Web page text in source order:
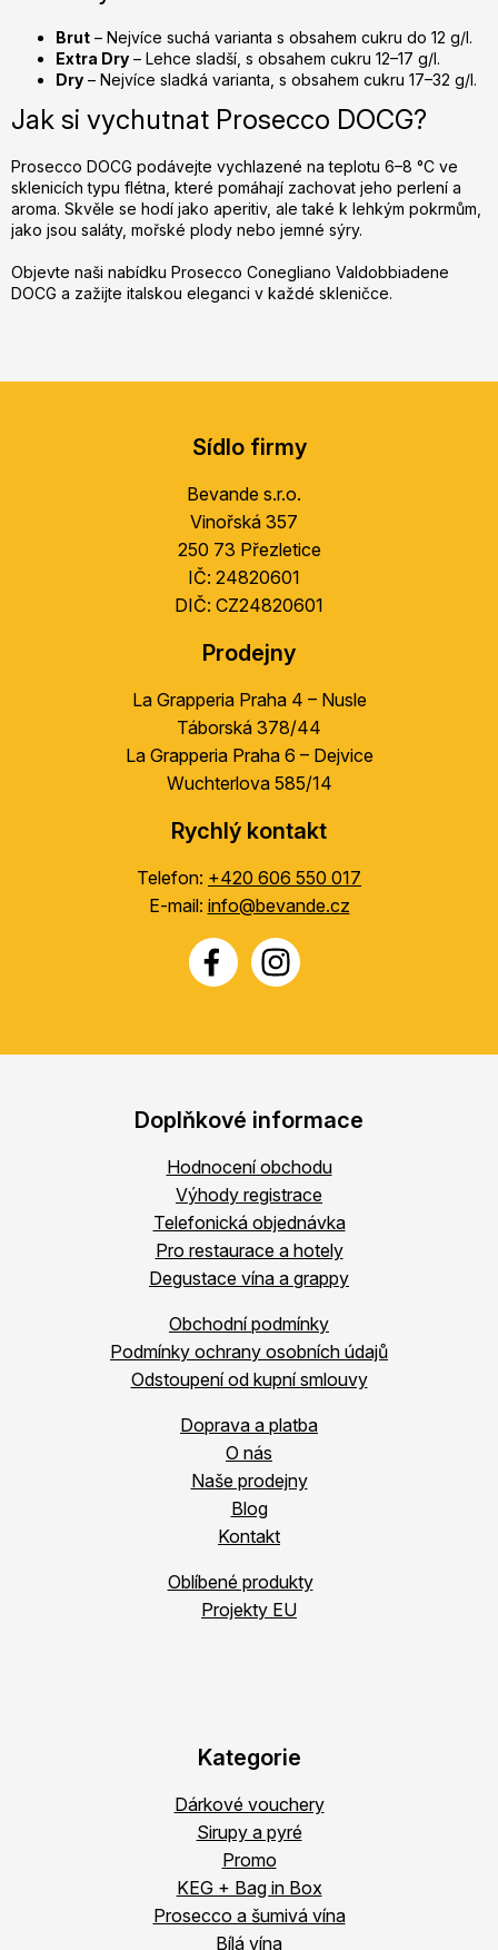
Brut – Nejvíce suchá varianta s obsahem cukru do 12 g/l.
Extra Dry – Lehce sladší, s obsahem cukru 12–17 g/l.
Dry – Nejvíce sladká varianta, s obsahem cukru 17–32 g/l.
Jak si vychutnat Prosecco DOCG?
Prosecco DOCG podávejte vychlazené na teplotu 6–8 °C ve
sklenicích typu flétna, které pomáhají zachovat jeho perlení a
aroma. Skvěle se hodí jako aperitiv, ale také k lehkým pokrmům,
jako jsou saláty, mořské plody nebo jemné sýry.
Objevte naši nabídku Prosecco Conegliano Valdobbiadene
DOCG a zažijte italskou eleganci v každé skleničce.
Sídlo firmy
Bevande s.r.o.
Vinořská 357
250 73 Přezletice
IČ: 24820601
DIČ: CZ24820601
Prodejny
La Grapperia Praha 4 – Nusle
Táborská 378/44
La Grapperia Praha 6 – Dejvice
Wuchterlova 585/14
Rychlý kontakt
Telefon: +420 606 550 017
E-mail: info@bevande.cz
Doplňkové informace
Hodnocení obchodu
Výhody registrace
Telefonická objednávka
Pro restaurace a hotely
Degustace vína a grappy
Obchodní podmínky
Podmínky ochrany osobních údajů
Odstoupení od kupní smlouvy
Doprava a platba
O nás
Naše prodejny
Blog
Kontakt
Oblíbené produkty
Projekty EU
Kategorie
Dárkové vouchery
Sirupy a pyré
Promo
KEG + Bag in Box
Prosecco a šumivá vína
Bílá vína